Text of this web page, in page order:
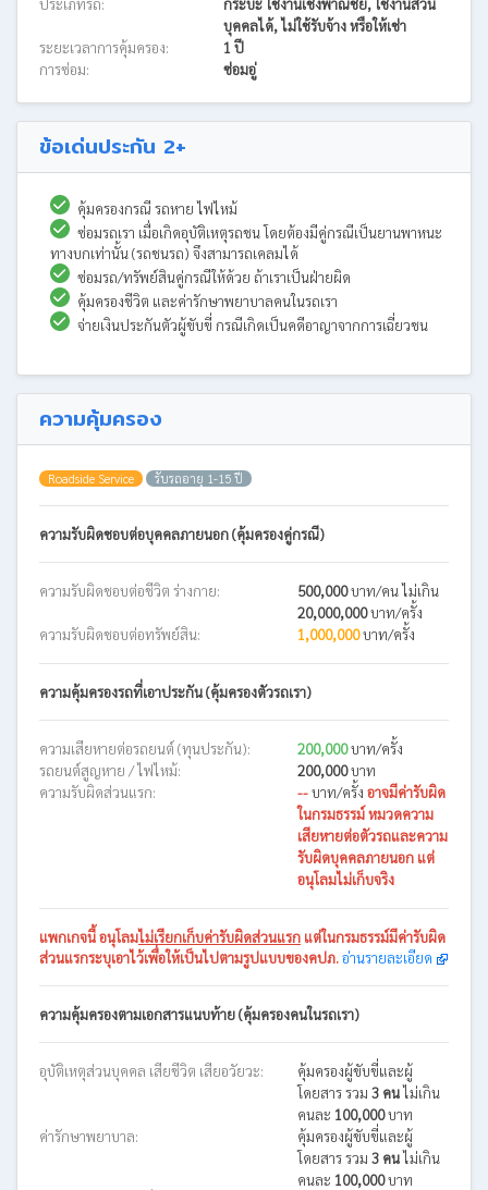
บุคคลได้, ไม่ใช้รับจ้าง หรือให้เช่า
ระยะเวลาการคุ้มครอง:
1 ปี
การซ่อม:
ซ่อมอู่
ข้อเด่นประกัน 2+
คุ้มครองกรณี รถหาย ไฟไหม้
ซ่อมรถเรา เมื่อเกิดอุบัติเหตุรถชน โดยต้องมีคู่กรณีเป็นยานพาหนะ
ทางบกเท่านั้น (รถชนรถ) จึงสามารถเคลมได้
ซ่อมรถ/ทรัพย์สินคู่กรณีให้ด้วย ถ้าเราเป็นฝ่ายผิด
คุ้มครองชีวิต และค่ารักษาพยาบาลคนในรถเรา
จ่ายเงินประกันตัวผู้ขับขี่ กรณีเกิดเป็นคดีอาญาจากการเฉี่ยวชน
ความคุ้มครอง
Roadside Service รับรถอายุ 1-15 ปี
ความรับผิดชอบต่อบุคคลภายนอก (คุ้มครองคู่กรณี)
ความรับผิดชอบต่อชีวิต ร่างกาย: 500,000บาท/คน ไม่เกิน
20,000,000บาท/ครั้ง
ความรับผิดชอบต่อทรัพย์สิน:
1,000,000บาท/ครั้ง
ความคุ้มครองรถที่เอาประกัน (คุ้มครองตัวรถเรา)
ความเสียหายต่อรถยนต์ (ทุนประกัน): 200,000บาท/ครั้ง
รถยนต์สูญหาย / ไฟไหม้:
200,000บาท
ความรับผิดส่วนแรก:
--บาท/ครั้ง อาจมีค่ารับผิด
ในกรมธรรม์ หมวดความ
เสียหายต่อตัวรถและความ
รับผิดบุคคลภายนอก แต่
อนุโลมไม่เก็บจริง
แพกเกจนี้อนุโลมไม่เรียกเก็บค่ารับผิดส่วนแรก แต่ในกรมธรรม์มีค่ารับผิด
ส่วนแรกระบุเอาไว้เพื่อให้เป็นไปตามรูปแบบของคปภ.อ่านรายละเอียด
ความคุ้มครองตามเอกสารแนบท้าย (คุ้มครองคนในรถเรา)
อุบัติเหตุส่วนบุคคล เสียชีวิต เสียอวัยวะ:
คุ้มครองผู้ขับขี่และผู้
โดยสาร รวม 3 คนไม่เกิน
คนละ 100,000บาท
ค่ารักษาพยาบาล:
คุ้มครองผู้ขับขี่และผู้
โดยสาร รวม 3 คนไม่เกิน
คนละ 100,000บาท